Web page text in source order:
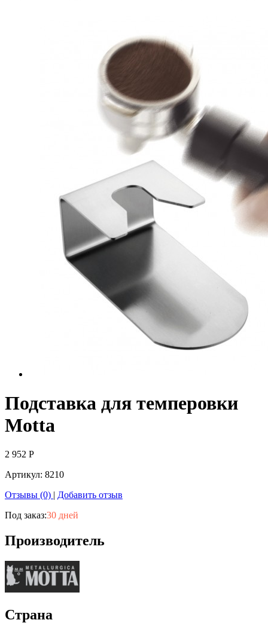
Подставка для темперовки
Motta
2 952 Р
Артикул: 8210
Отзывы (0) | Добавить отзыв
Под заказ:30 дней
Производитель
Страна